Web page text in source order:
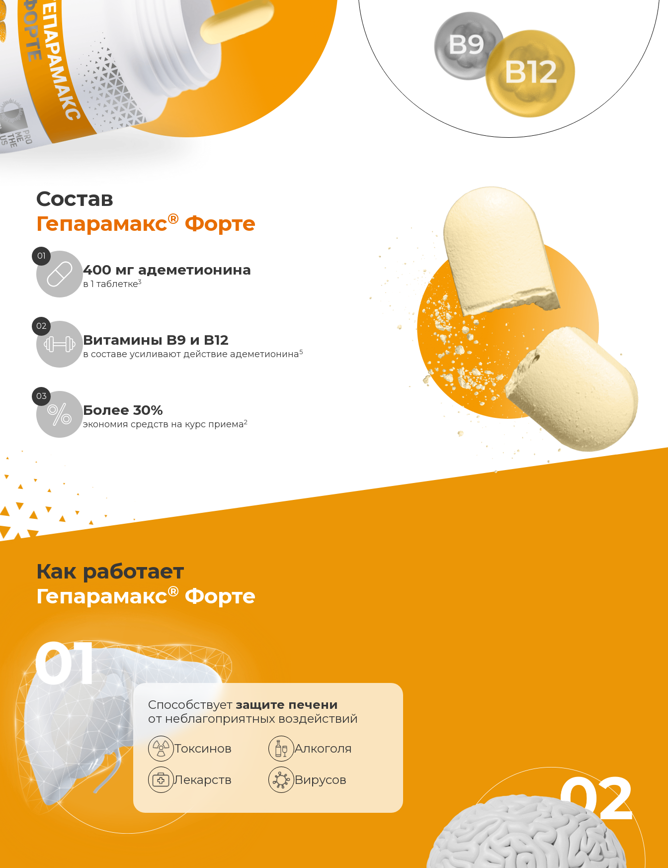
Состав
Гепарамакс® Форте
01
400 мг адеметионина
в 1 таблетке3
02
Витамины B9 и B12
в составе усиливают действие адеметионина5
03
Более 30%
экономия средств на курс приема2
Как работает
Гепарамакс® Форте
Способствует защите печени
от неблагоприятных воздействий
Токсинов Алкоголя
Лекарств Вирусов